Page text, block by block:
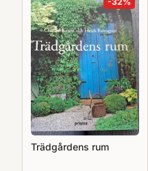
Trädgårdens rum